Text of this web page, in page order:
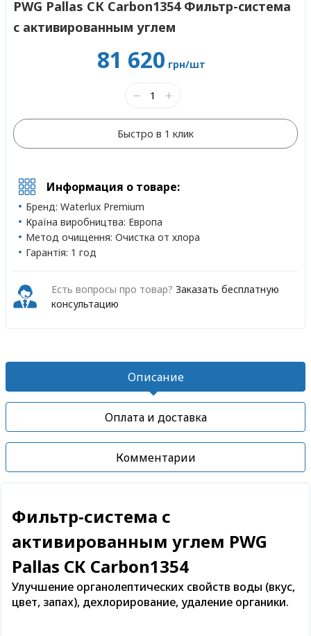
PWG Pallas СК Carbon1354 Фильтр-система
с активированным углем
81 620 грн/шт
Быстро в 1 клик
Информация о товаре:
Бренд: Waterlux Premium
Країна виробництва: Европа
Метод очищення: Очистка от хлора
Гарантія: 1 год
Есть вопросы про товар? Заказать бесплатную
консультацию
Описание
Оплата и доставка
Комментарии
Фильтр-система с
активированным углем PWG
Pallas СК Carbon1354
Улучшение органолептических свойств воды (вкус,
цвет, запах), дехлорирование, удаление органики.